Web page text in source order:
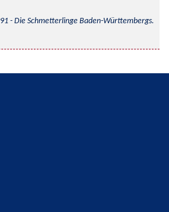
- Die Schmetterlinge Baden-Württembergs.